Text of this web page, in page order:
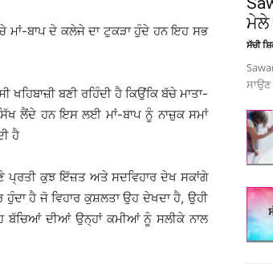
ਮਾਂ-ਬਾਪ ਦੇ ਕਲੇਜੇ ਦਾ ਟੁਕੜਾ ਹੁੰਦੇ ਹਨ ਇਹ ਸਭ
ਬਣੀ ਰਹਿੰਦੀ ਹੈ ਕਿਉਂਕਿ ਬੱਚੇ ਮਾਤਾ-
ਲੈਂਦੇ ਹਨ ਇਸ ਲਈ ਮਾਂ-ਬਾਪ ਨੂੰ ਨਾਜ਼ੁਕ ਸਮਾਂ
ਹੈ
ਪ੍ਰਤੀ ਕੁਝ ਇੱਜ਼ਤ ਅਤੇ ਸਦਵਿਹਾਰ ਦੇਖ ਸਕਾਂਗੇ
ਹੈ ਜੋ ਵਿਹਾਰ ਕੁਸ਼ਲਤਾ ਉਹ ਦੇਖਦਾ ਹੈ, ਉਹੀ
ਬੱਚਿਆਂ ਦੀਆਂ ਉਨ੍ਹਾਂ ਕਮੀਆਂ ਨੂੰ ਸਲੀਕੇ ਨਾਲ
ਮੇਲੇ
ਸੱਚੀ
ਸਾਉਣ